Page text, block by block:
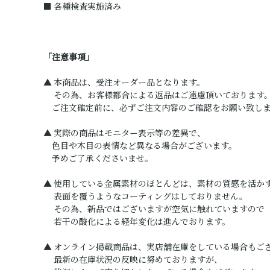
■ 各種検査実施済み
「注意事項」
▲ 本商品は、受注オーダー品となります。
その為、お客様都合による返品はご遠慮頂いております。
ご注文確定前に、必ずご注文内容のご確認をお願い致しま
▲ 実際の商品はモニター表示等の差異で、
色目や木目の表情など異なる場合がございます。
予めご了承くださいませ。
▲ 使用している金属素材のほとんどは、素材の質感を活か
表面を覆うようなコーティングはしておりません。
その為、新品ではございますが空気に触れていますので
若干の酸化による経年変化は進んでおります。
▲ オンライン掲載商品は、実店舗在庫をしている場合もござ
最新の在庫状況の反映に努めておりますが、